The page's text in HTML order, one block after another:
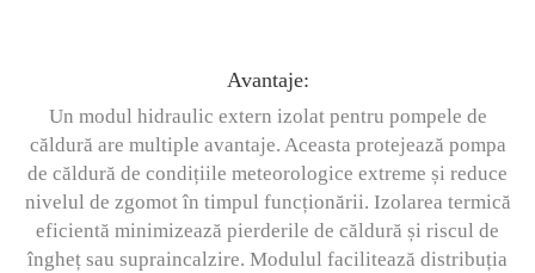
Avantaje:
Un modul hidraulic extern izolat pentru pompele de
căldură are multiple avantaje. Aceasta protejează pompa
de căldură de condițiile meteorologice extreme și reduce
nivelul de zgomot în timpul funcționării. Izolarea termică
eficientă minimizează pierderile de căldură și riscul de
îngheț sau supraincalzire. Modulul facilitează distribuția